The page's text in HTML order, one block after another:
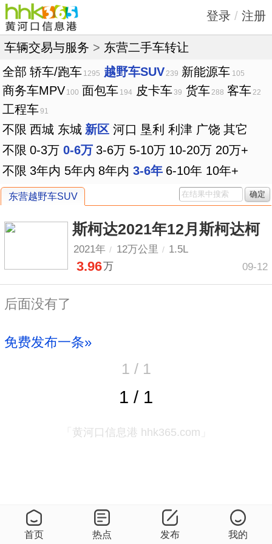
首页 热点 发布 我的
登录 / 注册
车辆交易与服务 > 东营二手车转让
全部 轿车/跑车 1295 越野车SUV 239 新能源车 105
商务车MPV 100 面包车 194 皮卡车39 货车 288 客车 22
工程车91
不限 西城 东城 新区 河口 垦利 利津 广饶 其它
不限 0-3万 0-6万 3-6万 5-10万 10-20万 20万+
不限 3年内 5年内 8年内 3-6年 6-10年 10年+
东营越野车SUV 确定
斯柯达2021年12月斯柯达柯
2021年 / 12万公里 / 1.5L
3.96万 09-12
后面没有了
免费发布一条»
1 / 1
1 / 1
「黄河口信息港 hhk365.com」